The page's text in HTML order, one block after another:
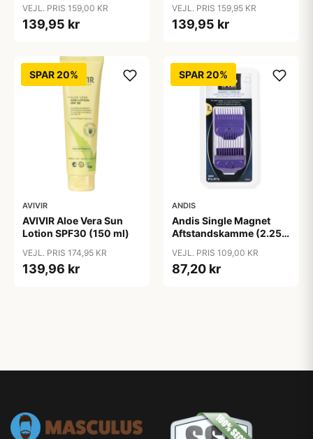
VEJL. PRIS 159,00 KR
139,95 kr
VEJL. PRIS 159,95 KR
139,95 kr
SPAR 20%
AVIVIR
AVIVIR Aloe Vera Sun
Lotion SPF30 (150 ml)
VEJL. PRIS 174,95 KR
139,96 kr
SPAR 20%
ANDIS
Andis Single Magnet
Aftstandskamme (2.25
VEJL. PRIS 109,00 KR
87,20 kr